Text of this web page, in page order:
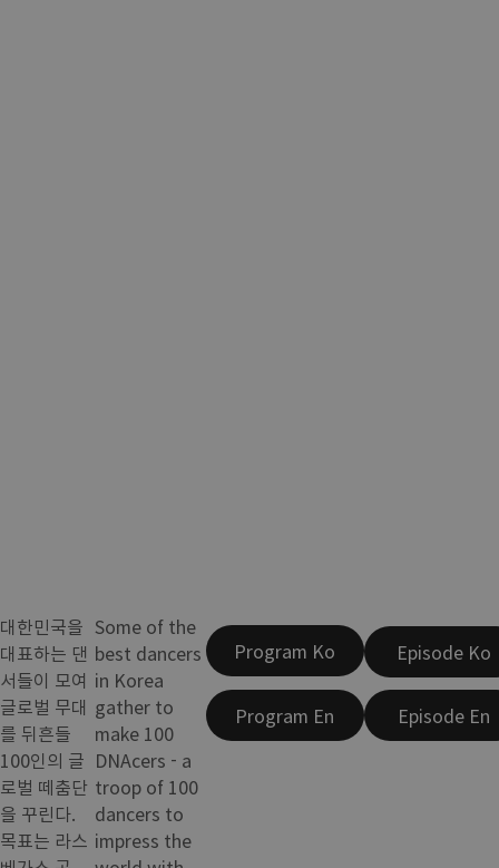
대한민국을
대표하는 댄
서들이 모여
글로벌 무대
를 뒤흔들
100인의 글
로벌 떼춤단
을 꾸린다.
목표는 라스
Some of the
best dancers
in Korea
gather to
make 100
DNAcers - a
troop of 100
dancers to
impress the
Program Ko
Program En
Episode Ko
Episode En